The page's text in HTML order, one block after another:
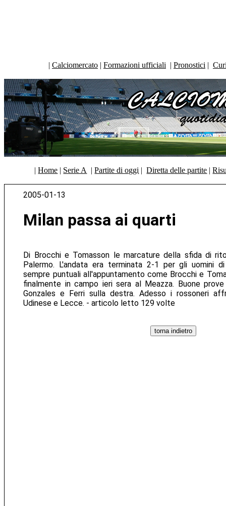
| Calciomercato | Formazioni ufficiali | Pronostici |
|Home | Serie A |Partite di oggi |Diretta delle partite |
2005-01-13
Milan passa ai quarti
Di Brocchi e Tomasson le marcature della sfida di
Palermo. L'andata era terminata 2-1 per gli uomini
sempre puntuali all'appuntamento come Brocchi e
finalmente in campo ieri sera al Meazza. Buone
Gonzales e Ferri sulla destra. Adesso i rossoneri
Udinese e Lecce. - articolo letto 129 volte